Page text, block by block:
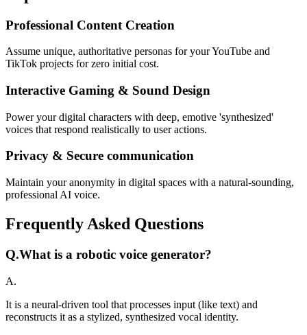
Professional Content Creation
Assume unique, authoritative personas for your YouTube and
TikTok projects for zero initial cost.
Interactive Gaming & Sound Design
Power your digital characters with deep, emotive 'synthesized'
voices that respond realistically to user actions.
Privacy & Secure communication
Maintain your anonymity in digital spaces with a natural-sounding,
professional AI voice.
Frequently Asked Questions
Q.What is a robotic voice generator?
A.
It is a neural-driven tool that processes input (like text) and
reconstructs it as a stylized, synthesized vocal identity.